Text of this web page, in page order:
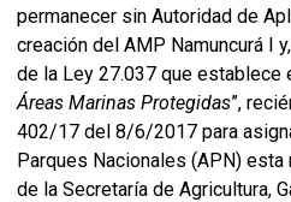
permanecer sin Autoridad de
creación del AMP Namuncurá I
de la Ley 27.037 que establece
Áreas Marinas Protegidas”,
402/17 del 8/6/2017 para
Parques Nacionales (APN) esta
de la Secretaría de Agricultura,